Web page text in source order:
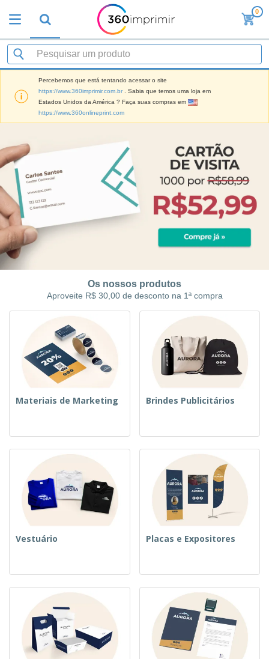
0
Percebemos que está tentando acessar o site
https://www.360imprimir.com.br
. Sabia que temos uma loja em
Estados Unidos da América ? Faça suas compras em
https://www.360onlineprint.com
Os nossos produtos
Aproveite R$ 30,00 de desconto na 1ª compra
Materiais de Marketing Brindes Publicitários
Vestuário Placas e Expositores